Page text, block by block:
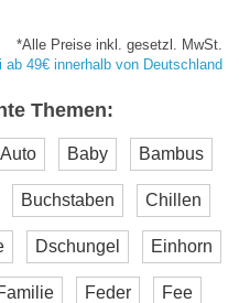
*Alle Preise inkl. gesetzl. MwSt.
ab 49€ innerhalb von Deutschland
Themen:
Auto Baby Bambus
Buchstaben Chillen
Dschungel Einhorn
Feder Fee